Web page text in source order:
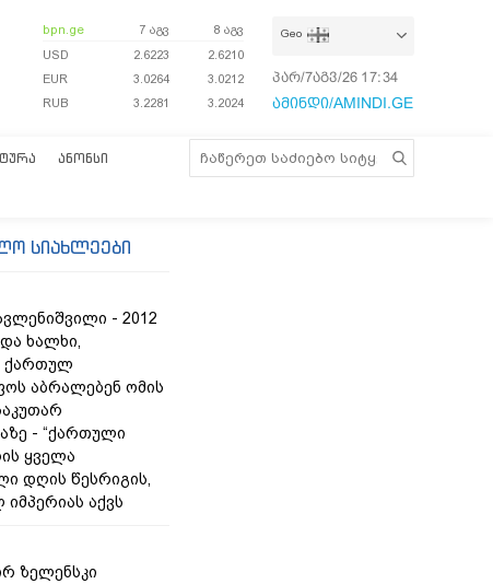
bpn.ge 7 აგვ
8 აგვ
USD
2.6223
2.6210
EUR
3.0264
3.0212
RUB
3.2281 3.2024
Geo
პარ/7აგვ/26 17:34:11
ამინდი/AMINDI.GE
ᲐᲜᲝᲜᲡᲘ
სიახლეები
- 2012
ხალხი,
ქართულ
აბრალებენ ომის
- “ქართული
ყველა
დღის წესრიგის,
აქვს
ზელენსკი